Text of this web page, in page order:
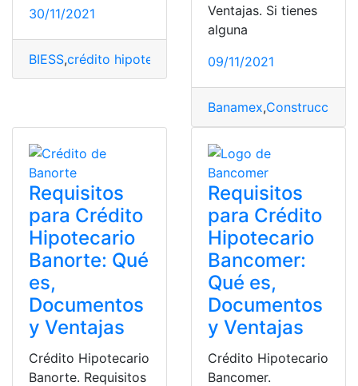
30/11/2021
BIESS,crédito hipotecario Préstamo,préstamo
Ventajas. Si tienes
alguna
09/11/2021
Banamex,Construcción
Requisitos
para Crédito
Hipotecario
Banorte: Qué
es,
Documentos
y Ventajas
Crédito Hipotecario
Banorte. Requisitos
Requisitos
para Crédito
Hipotecario
Bancomer:
Qué es,
Documentos
y Ventajas
Crédito Hipotecario
Bancomer.